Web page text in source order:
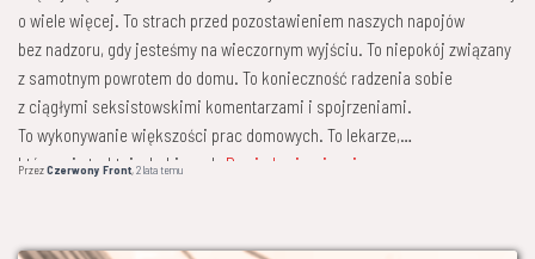
o wiele więcej. To strach przed pozostawieniem naszych napojów
bez nadzoru, gdy jesteśmy na wieczornym wyjściu. To niepokój związany
z samotnym powrotem do domu. To konieczność radzenia sobie
z ciągłymi seksistowskimi komentarzami i spojrzeniami.
To wykonywanie większości prac domowych. To lekarze,
którzy nie traktują „kobiecych
Dowiedz się więcej
PrzezCzerwony Front,2 latatemu